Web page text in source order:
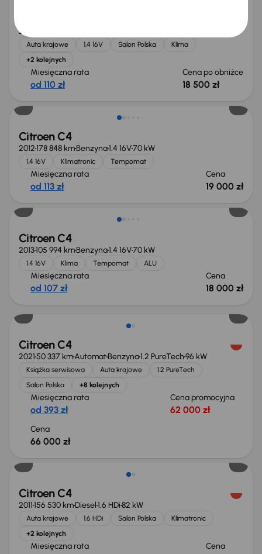
2012
Auta krajowe 1.4 16V Salon Polska
Klima
+2 kolejnych
Miesięczna rata
od 110 zł
Cena po obniżce
18 500 zł
Citroen C4
2012178 848 kmBenzyna1.4 16V70 kW
1.4 16V Klimatronic Tempomat
Miesięczna rata
od 113 zł
Cena
19 000 zł
Świeżo skupione
Citroen C4
2013105 994 kmBenzyna1.4 16V70 kW
1.4 16V Klima Tempomat ALU
Miesięczna rata
od 107 zł
Cena
18 000 zł
Citroen C4
202150 337 kmAutomatBenzyna1.2 PureTech96 kW
Książka serwisowa Auta krajowe
1.2 PureTech
Salon Polska
+8 kolejnych
Miesięczna rata
od 393 zł
Cena promocyjna
62 000 zł
Cena
66 000 zł
Citroen C4
2011156 530 kmDiesel1.6 HDi82 kW
Auta krajowe 1.6 HDi Salon Polska
Klimatronic
+2 kolejnych
Miesięczna rata Cena